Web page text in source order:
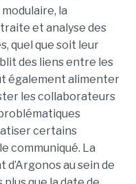
la
et analyse des
quel que soit leur
des liens entre les
également alimenter
les collaborateurs
certains
communiqué. La
au sein de